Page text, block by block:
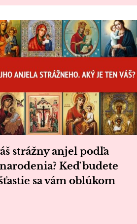
strážny anjel podľa
Keď budete
sa vám oblúkom